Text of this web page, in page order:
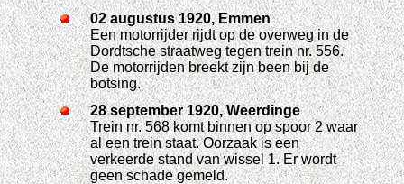
02 augustus 1920, Emmen
Een motorrijder rijdt op de overweg in de
Dordtsche straatweg tegen trein nr. 556.
De motorrijden breekt zijn been bij de
botsing.
28 september 1920, Weerdinge
Trein nr. 568 komt binnen op spoor 2 waar
al een trein staat. Oorzaak is een
verkeerde stand van wissel 1. Er wordt
geen schade gemeld.